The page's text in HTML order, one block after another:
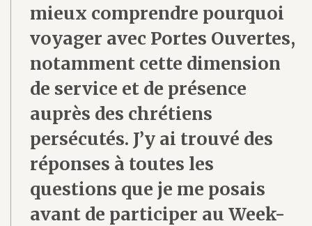
mieux comprendre pourquoi
voyager avec Portes Ouvertes,
notamment cette dimension
de service et de présence
auprès des chrétiens
persécutés. J’y ai trouvé des
réponses à toutes les
questions que je me posais
avant de participer au Week-